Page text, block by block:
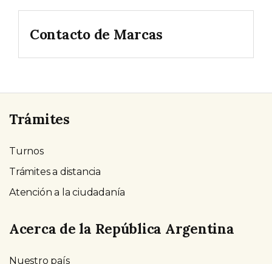
Contacto de Marcas
Trámites
Turnos
Trámites a distancia
Atención a la ciudadanía
Acerca de la República Argentina
Nuestro país